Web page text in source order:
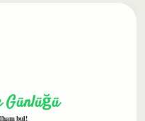
Günlüğü
bul!